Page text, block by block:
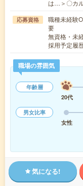
は…＞〇カ
応募資格
職種未経験
要
無資格・未
採用予定履
職場の雰囲気
年齢層
20代
男女比率
女性
気になる!